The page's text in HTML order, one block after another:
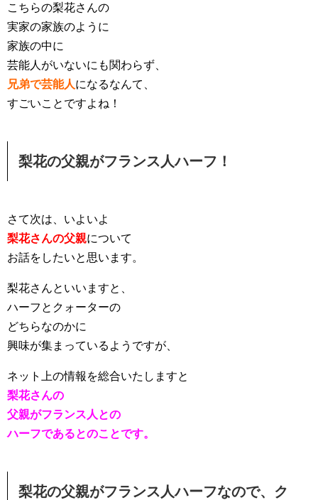
こちらの梨花さんの
実家の家族のように
家族の中に
芸能人がいないにも関わらず、
兄弟で芸能人になるなんて、
すごいことですよね！
梨花の父親がフランス人ハーフ！
さて次は、いよいよ
梨花さんの父親について
お話をしたいと思います。
梨花さんといいますと、
ハーフとクォーターの
どちらなのかに
興味が集まっているようですが、
ネット上の情報を総合いたしますと
梨花さんの
父親がフランス人との
ハーフであるとのことです。
梨花の父親がフランス人ハーフなので、ク